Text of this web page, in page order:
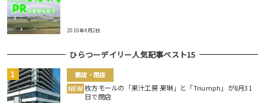
2010年4月2日
ひらつーデイリー人気記事ベスト15
開店・閉店
NEW 枚方モールの「果汁工房 果琳」と「Triumph」が8月31
日で閉店